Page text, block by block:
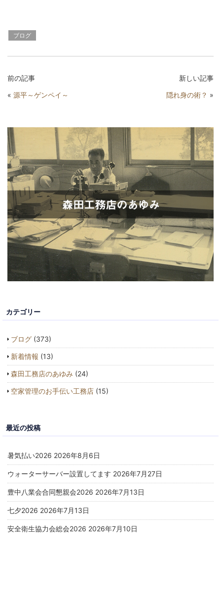
ブログ
前の記事
« 源平～ゲンペイ～
新しい記事
隠れ身の術？ »
カテゴリー
ブログ (373)
新着情報 (13)
森田工務店のあゆみ (24)
空家管理のお手伝い工務店 (15)
最近の投稿
暑気払い2026 2026年8月6日
ウォーターサーバー設置してます 2026年7月27日
豊中八業会合同懇親会2026 2026年7月13日
七夕2026 2026年7月13日
安全衛生協力会総会2026 2026年7月10日